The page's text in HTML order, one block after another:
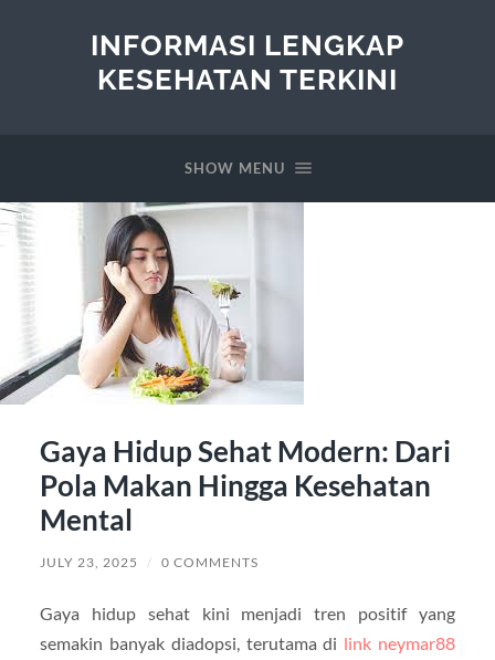
INFORMASI LENGKAP
KESEHATAN TERKINI
SHOW MENU
Gaya Hidup Sehat Modern: Dari
Pola Makan Hingga Kesehatan
Mental
JULY 23, 2025 / 0 COMMENTS
Gaya hidup sehat kini menjadi tren positif yang
semakin banyak diadopsi, terutama di link neymar88